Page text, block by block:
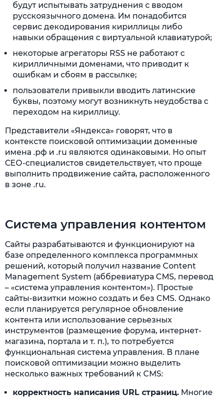
будут испытывать затруднения с вводом
русскоязычного домена. Им понадобится
сервис декодирования кириллицы либо
навыки обращения с виртуальной клавиатурой;
некоторые агрегаторы RSS не работают с
кирилличными доменами, что приводит к
ошибкам и сбоям в рассылке;
пользователи привыкли вводить латинские
буквы, поэтому могут возникнуть неудобства с
переходом на кириллицу.
Представители «Яндекса» говорят, что в
контексте поисковой оптимизации доменные
имена .рф и .ru являются одинаковыми. Но опыт
СЕО-специалистов свидетельствует, что проще
выполнить продвижение сайта, расположенного
в зоне .ru.
Система управления контентом
Сайты разрабатываются и функционируют на
базе определенного комплекса программных
решений, который получил название Content
Management System (аббревиатура CMS, перевод
– «система управления контентом»). Простые
сайты-визитки можно создать и без CMS. Однако
если планируется регулярное обновление
контента или использование серьезных
инструментов (размещение форума, интернет-
магазина, портала и т. п.), то потребуется
функциональная система управления. В плане
поисковой оптимизации можно выделить
несколько важных требований к CMS:
корректность написания URL страниц. Многие